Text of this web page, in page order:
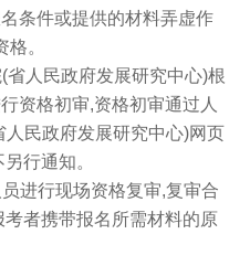
条件或提供的材料弄虚作
。
省人民政府发展研究中心)根
资格初审,资格初审通过人
人民政府发展研究中心)网页
行通知。
进行现场资格复审,复审合
者携带报名所需材料的原